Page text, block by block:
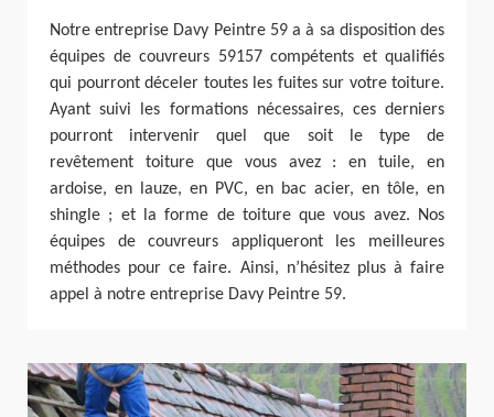
Notre entreprise Davy Peintre 59 a à sa disposition des
équipes de couvreurs 59157 compétents et qualifiés
qui pourront déceler toutes les fuites sur votre toiture.
Ayant suivi les formations nécessaires, ces derniers
pourront intervenir quel que soit le type de
revêtement toiture que vous avez : en tuile, en
ardoise, en lauze, en PVC, en bac acier, en tôle, en
shingle ; et la forme de toiture que vous avez. Nos
équipes de couvreurs appliqueront les meilleures
méthodes pour ce faire. Ainsi, n’hésitez plus à faire
appel à notre entreprise Davy Peintre 59.